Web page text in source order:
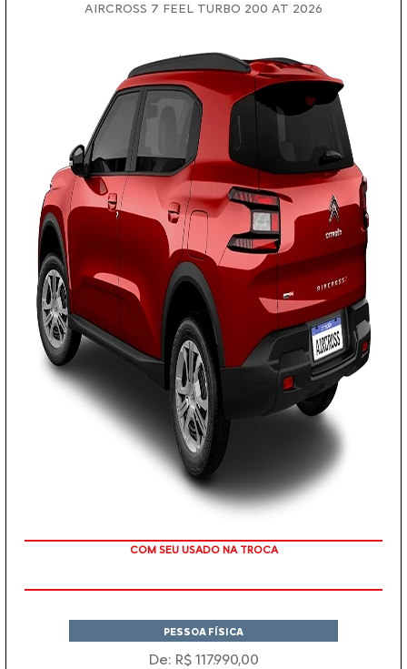
AIRCROSS 7 FEEL TURBO 200 AT 2026
TAXA ZERO EM 12X
PESSOA FÍSICA
De: R$ 117.990,00